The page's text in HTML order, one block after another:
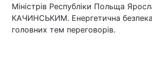
Міністрів Республіки Польща
КАЧИНСЬКИМ. Енергетична
головних тем переговорів.